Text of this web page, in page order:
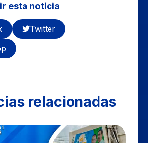
esta noticia
Twitter
relacionadas